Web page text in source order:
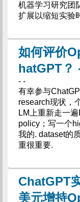
机器学习研究团
扩展以缩短实验
如何评价
hatGPT？
- -
有幸参与
research现状，
LM上重新走一
policy；写一个
我的. dataset的
重很重要.
ChatGPT
美元增持